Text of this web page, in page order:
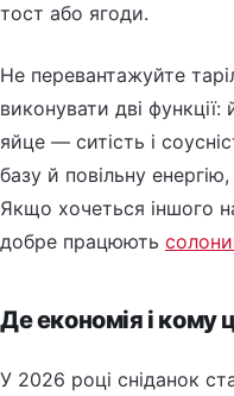
тост або ягоди.
Не перевантажуйте
виконувати дві функції:
яйце — ситість і
базу й повільну
Якщо хочеться іншого
добре працюють
Де економія і кому
У 2026 році сніданок